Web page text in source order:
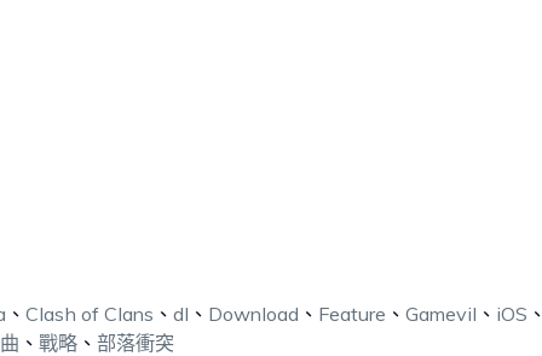
、 Clash of Clans 、 dl 、 Download 、 Feature 、 Gamevil 、 iOS
、 戰略 、 部落衝突